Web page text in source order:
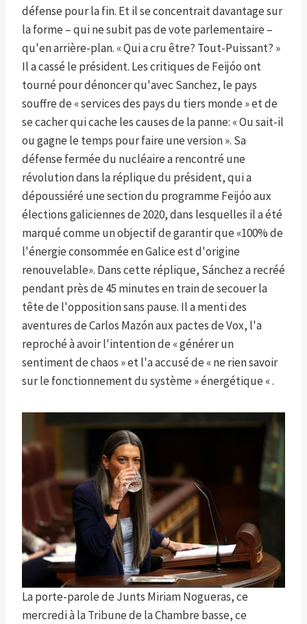
défense pour la fin. Et il se concentrait davantage sur
la forme – qui ne subit pas de vote parlementaire –
qu'en arrière-plan. « Qui a cru être? Tout-Puissant? »
Il a cassé le président. Les critiques de Feijóo ont
tourné pour dénoncer qu'avec Sanchez, le pays
souffre de « services des pays du tiers monde » et de
se cacher qui cache les causes de la panne: « Ou sait-il
ou gagne le temps pour faire une version ». Sa
défense fermée du nucléaire a rencontré une
révolution dans la réplique du président, qui a
dépoussiéré une section du programme Feijóo aux
élections galiciennes de 2020, dans lesquelles il a été
marqué comme un objectif de garantir que «100% de
l'énergie consommée en Galice est d'origine
renouvelable». Dans cette réplique, Sánchez a recréé
pendant près de 45 minutes en train de secouer la
tête de l'opposition sans pause. Il a menti des
aventures de Carlos Mazón aux pactes de Vox, l'a
reproché à avoir l'intention de « générer un
sentiment de chaos » et l'a accusé de « ne rien savoir
sur le fonctionnement du système » énergétique « .
La porte-parole de Junts Miriam Nogueras, ce
mercredi à la Tribune de la Chambre basse, ce